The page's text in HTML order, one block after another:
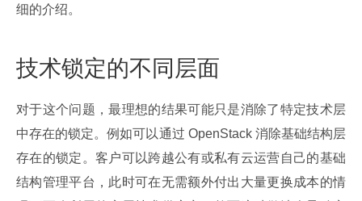
细的介绍。
技术锁定的不同层面
对于这个问题，最理想的结果可能只是消除了特定技术层
中存在的锁定。例如可以通过 OpenStack 消除基础结构层
存在的锁定。客户可以跨越公有或私有云运营自己的基础
结构管理平台，此时可在无需额外付出大量更换成本的情